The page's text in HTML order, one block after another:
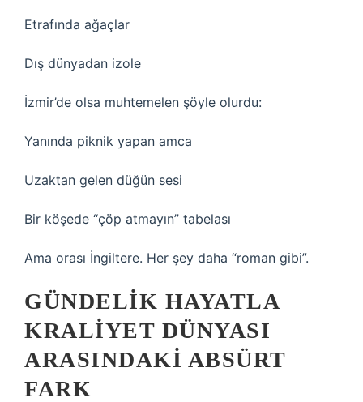
Etrafında ağaçlar
Dış dünyadan izole
İzmir’de olsa muhtemelen şöyle olurdu:
Yanında piknik yapan amca
Uzaktan gelen düğün sesi
Bir köşede “çöp atmayın” tabelası
Ama orası İngiltere. Her şey daha “roman gibi”.
GÜNDELIK HAYATLA
KRALIYET DÜNYASI
ARASINDAKI ABSÜRT
FARK